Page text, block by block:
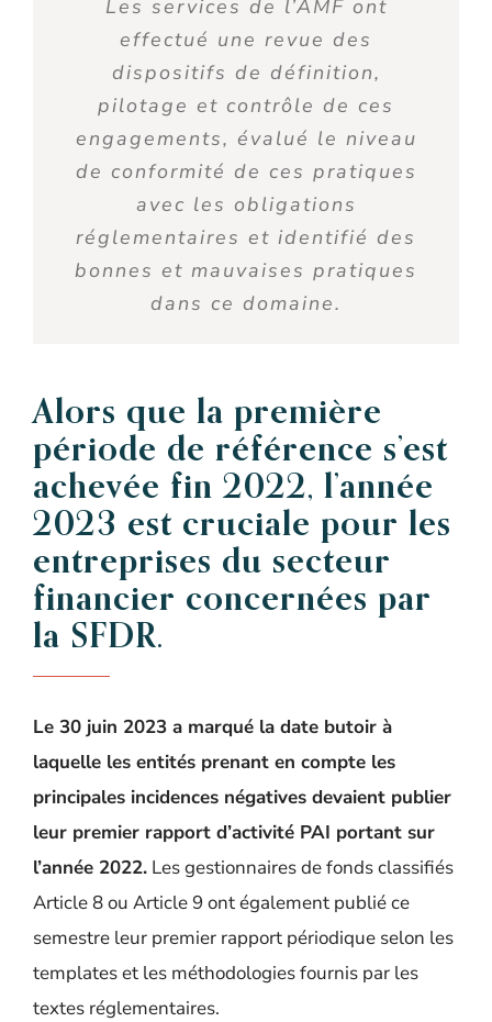
Les services de l’AMF ont
effectué une revue des
dispositifs de définition,
pilotage et contrôle de ces
engagements, évalué le niveau
de conformité de ces pratiques
avec les obligations
réglementaires et identifié des
bonnes et mauvaises pratiques
dans ce domaine.
Alors que la première
période de référence s’est
achevée fin 2022, l’année
2023 est cruciale pour les
entreprises du secteur
financier concernées par
la SFDR.
Le 30 juin 2023 a marqué la date butoir à
laquelle les entités prenant en compte les
principales incidences négatives devaient publier
leur premier rapport d’activité PAI portant sur
l’année 2022. Les gestionnaires de fonds classifiés
Article 8 ou Article 9 ontégalement publié ce
semestre leur premier rapport périodique selon les
templates et les méthodologies fournis par les
textes réglementaires.